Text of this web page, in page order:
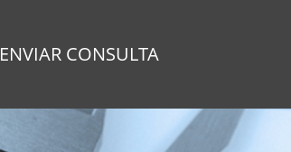
ENVIAR CONSULTA